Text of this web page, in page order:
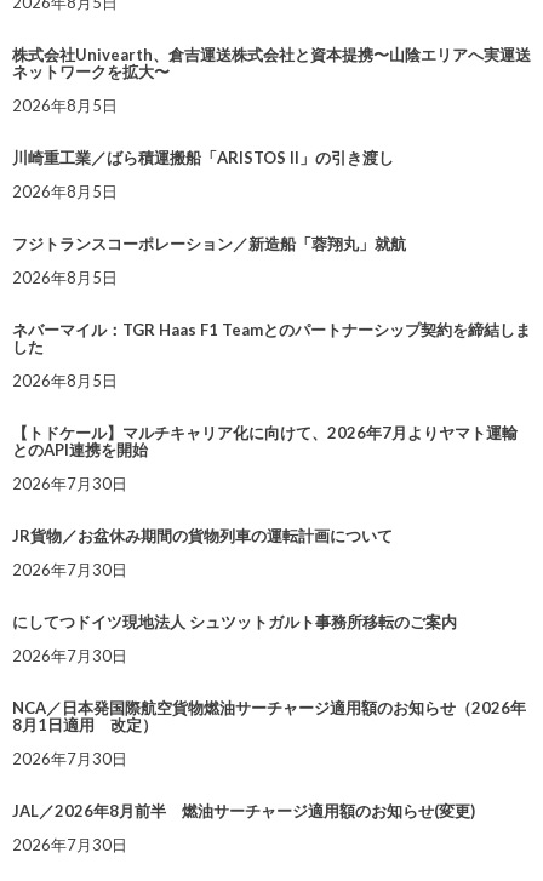
株式会社Univearth、倉吉運送株式会社と資本提携〜山陰エリアへ実運送
ネットワークを拡大〜
2026年8月5日
川崎重工業／ばら積運搬船「ARISTOS II」の引き渡し
2026年8月5日
フジトランスコーポレーション／新造船「蓉翔丸」就航
2026年8月5日
ネバーマイル：TGR Haas F1 Teamとのパートナーシップ契約を締結しま
した
2026年8月5日
【トドケール】マルチキャリア化に向けて、2026年7月よりヤマト運輸
とのAPI連携を開始
2026年7月30日
JR貨物／お盆休み期間の貨物列車の運転計画について
2026年7月30日
にしてつドイツ現地法人 シュツットガルト事務所移転のご案内
2026年7月30日
NCA／日本発国際航空貨物燃油サーチャージ適用額のお知らせ（2026年
8月1日適用 改定）
2026年7月30日
JAL／2026年8月前半 燃油サーチャージ適用額のお知らせ(変更)
2026年7月30日